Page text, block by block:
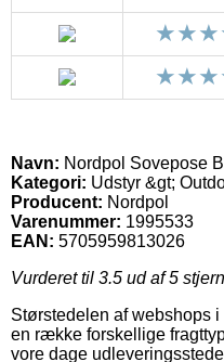
Navn: Nordpol Sovepose
Kategori: Udstyr &gt;
Producent: Nordpol
Varenummer: 1995533
EAN: 5705959813026
Vurderet til 3.5 ud af 5
Størstedelen af webshops
en række forskellige
vore dage